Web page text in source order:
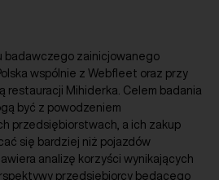
badawczego zainicjowanego
wspólnie z Webfleet oraz przy
restauracji Mihiderka. Celem badania
być z powodzeniem
przedsiębiorstwach, a ich zakup
się bardziej niż pojazdów
analizę korzyści wynikających
przedsiębiorcy będącego